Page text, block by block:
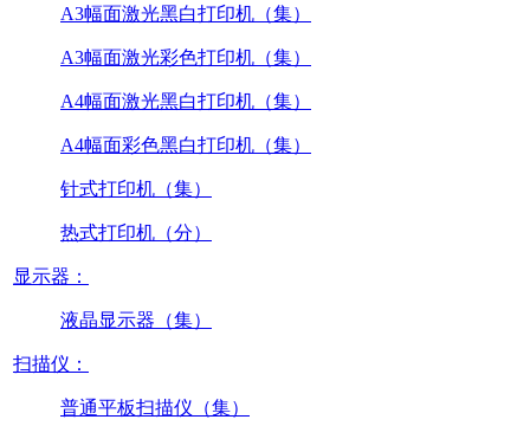
A3幅面激光黑白打印机（集）
A3幅面激光彩色打印机（集）
A4幅面激光黑白打印机（集）
A4幅面彩色黑白打印机（集）
针式打印机（集）
热式打印机（分）
显示器：
液晶显示器（集）
扫描仪：
普通平板扫描仪（集）